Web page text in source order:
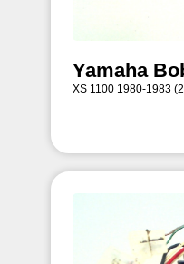
Yamaha
XS 1100 1980-1983